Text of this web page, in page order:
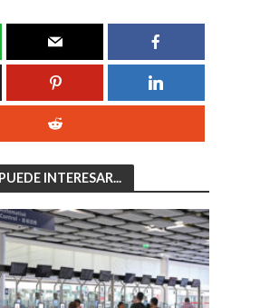
INTERESAR...